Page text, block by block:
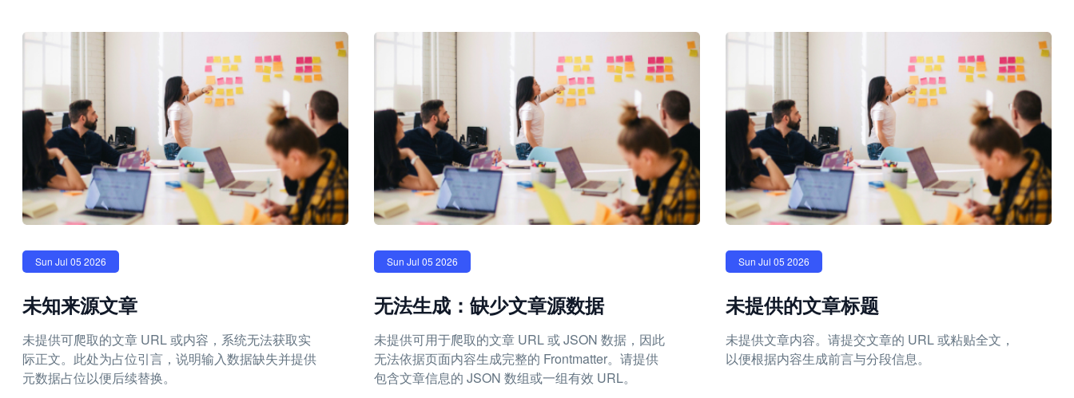
Sun Jul 05 2026
未知来源文章
未提供可爬取的文章 URL 或内容，系统无法获取实
际正文。此处为占位引言，说明输入数据缺失并提供
元数据占位以便后续替换。
Sun Jul 05 2026
无法生成：缺少文章源数据
未提供可用于爬取的文章 URL 或 JSON 数据，因此
无法依据页面内容生成完整的 Frontmatter。请提供
包含文章信息的 JSON 数组或一组有效 URL。
Sun Jul 05 2026
未提供的文章标题
未提供文章内容。请提交文章的 URL 或粘贴全文，
以便根据内容生成前言与分段信息。